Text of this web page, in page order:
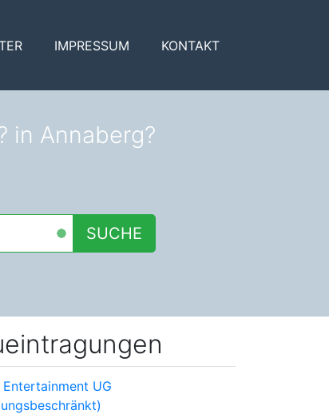
IMPRESSUM KONTAKT
in Annaberg?
SUCHE
Entertainment UG